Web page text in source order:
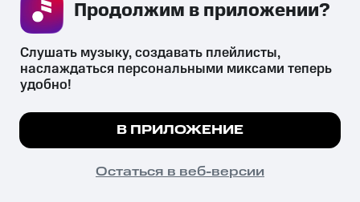
СКАЧАТЬ ПРИЛОЖЕНИЕ
психотропных веществ, их аналогов причиняет вред здоровью,
их незаконный оборот запрещён и влечёт установленную
законодательством ответственность.
© 2026 ООО «КИОН».
Все права защищены
Мы используем куки, чтобы на сайте все
Подробнее
ПОНЯТНО
Слушать музыку, создавать плейлисты,
наслаждаться персональными миксами теперь
удобно!
В ПРИЛОЖЕНИЕ
Остаться в веб-версии